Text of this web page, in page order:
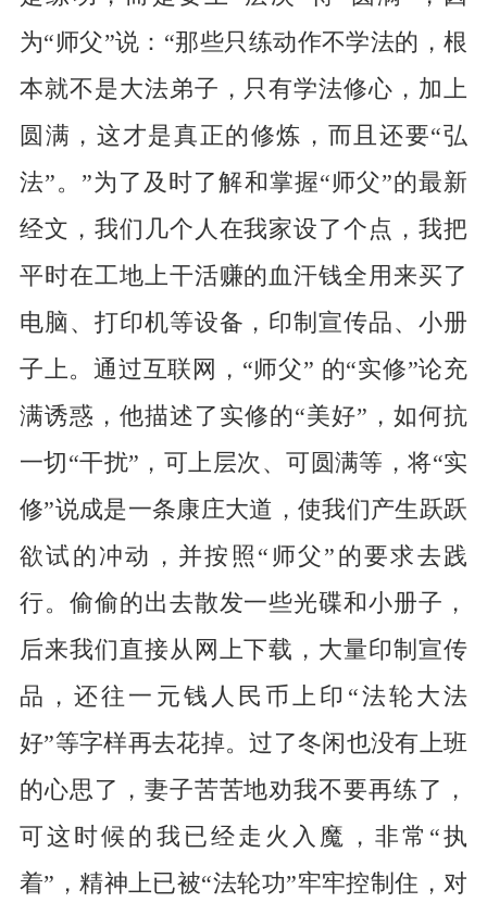
为“师父”说：“那些只练动作不学法的，根
本就不是大法弟子，只有学法修心，加上
圆满，这才是真正的修炼，而且还要“弘
法”。”为了及时了解和掌握“师父”的最新
经文，我们几个人在我家设了个点，我把
平时在工地上干活赚的血汗钱全用来买了
电脑、打印机等设备，印制宣传品、小册
子上。通过互联网，“师父” 的“实修”论充
满诱惑，他描述了实修的“美好”，如何抗
一切“干扰”，可上层次、可圆满等，将“实
修”说成是一条康庄大道，使我们产生跃跃
欲试的冲动，并按照“师父”的要求去践
行。偷偷的出去散发一些光碟和小册子，
后来我们直接从网上下载，大量印制宣传
品，还往一元钱人民币上印“法轮大法
好”等字样再去花掉。过了冬闲也没有上班
的心思了，妻子苦苦地劝我不要再练了，
可这时候的我已经走火入魔，非常“执
着”，精神上已被“法轮功”牢牢控制住，对